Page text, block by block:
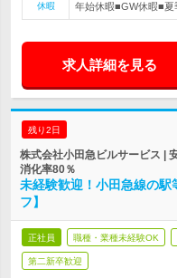
休暇
年始休暇■GW休暇■夏
求人詳細を見る
残り2日
株式会社小田急ビルサービス |
消化率80％
未経験歓迎！小田急線の駅
フ】
正社員 職種・業種未経験OK
第二新卒歓迎